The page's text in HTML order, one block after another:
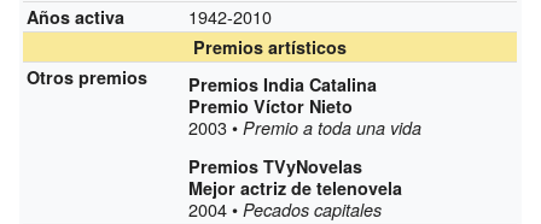
Años activa 1942-2010
Premios artísticos
Otros premios
Premios India Catalina
Premio Víctor Nieto
2003 •Premio a toda una vida
Premios TVyNovelas
Mejor actriz de telenovela
2004 •Pecados capitales